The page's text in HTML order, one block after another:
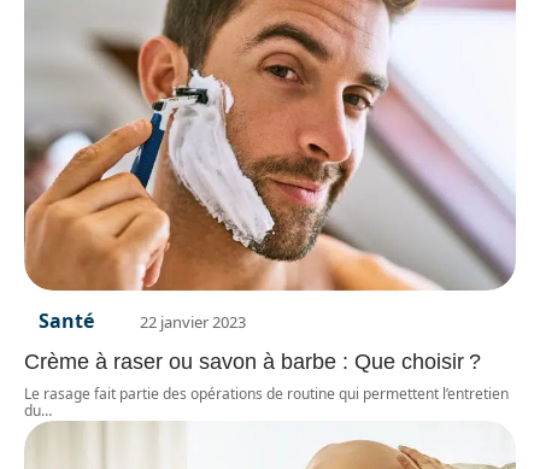
Santé 22 janvier 2023
Crème à raser ou savon à barbe : Que choisir ?
Le rasage fait partie des opérations de routine qui permettent l’entretien
du…